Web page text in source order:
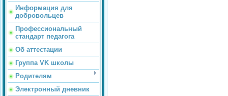
Информация для
добровольцев
Профессиональный
стандарт педагога
Об аттестации
Группа VK школы
Родителям
Электронный дневник